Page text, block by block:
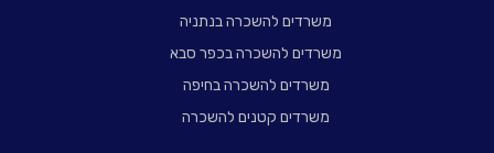
משרדים להשכרה בנתניה
משרדים להשכרה בכפר סבא
משרדים להשכרה בחיפה
משרדים קטנים להשכרה